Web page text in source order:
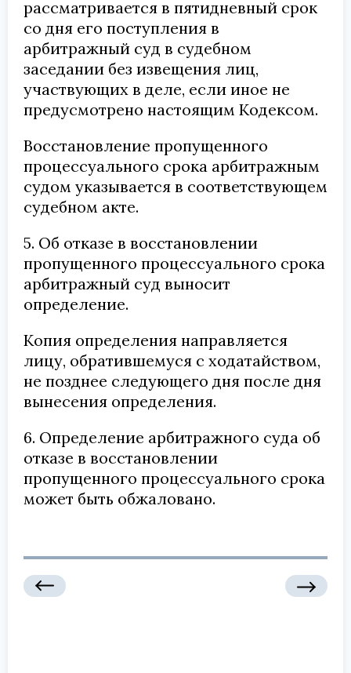
рассматривается в пятидневный срок
со дня его поступления в
арбитражный суд в судебном
заседании без извещения лиц,
участвующих в деле, если иное не
предусмотрено настоящим Кодексом.
Восстановление пропущенного
процессуального срока арбитражным
судом указывается в соответствующем
судебном акте.
5. Об отказе в восстановлении
пропущенного процессуального срока
арбитражный суд выносит
определение.
Копия определения направляется
лицу, обратившемуся с ходатайством,
не позднее следующего дня после дня
вынесения определения.
6. Определение арбитражного суда об
отказе в восстановлении
пропущенного процессуального срока
может быть обжаловано.